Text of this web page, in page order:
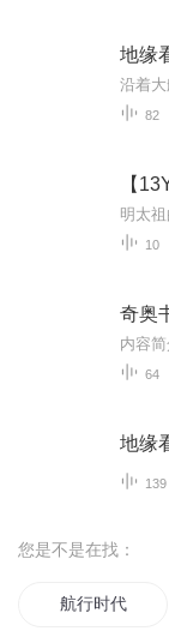
地缘
82
【
10
奇奥
64
地缘
139
您是不是在找：
航行时代